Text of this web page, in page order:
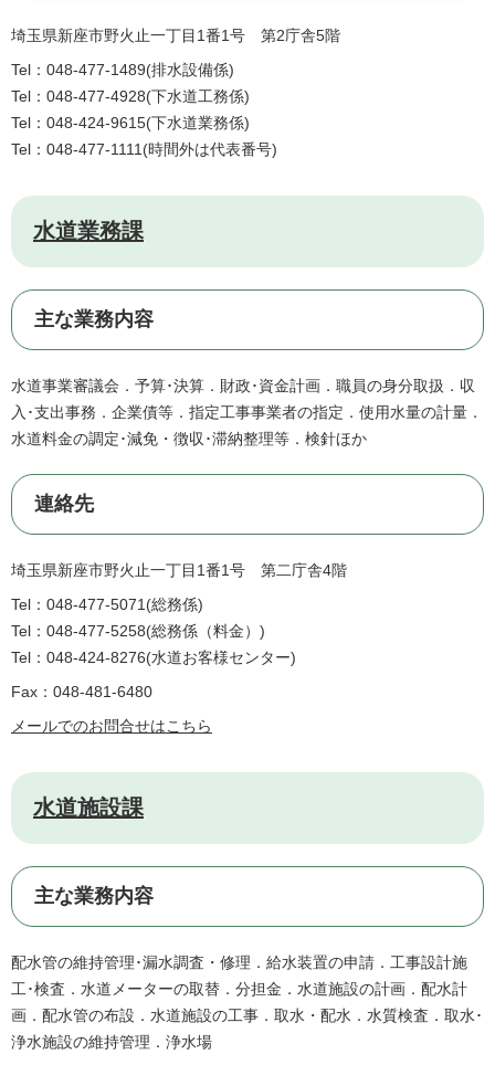
埼玉県新座市野火止一丁目1番1号 第2庁舎5階
Tel：048-477-1489 排水設備係
Tel：048-477-4928 下水道工務係
Tel：048-424-9615 下水道業務係
Tel：048-477-1111 時間外は代表番号
水道業務課
主な業務内容
水道事業審議会．予算･決算．財政･資金計画．職員の身分取扱．収
入･支出事務．企業債等．指定工事事業者の指定．使用水量の計量．
水道料金の調定･減免・徴収･滞納整理等．検針ほか
連絡先
埼玉県新座市野火止一丁目1番1号 第二庁舎4階
Tel：048-477-5071 総務係
Tel：048-477-5258 総務係（料金）
Tel：048-424-8276 水道お客様センター
Fax：048-481-6480
メールでのお問合せはこちら
水道施設課
主な業務内容
配水管の維持管理･漏水調査・修理．給水装置の申請．工事設計施
工･検査．水道メーターの取替．分担金．水道施設の計画．配水計
画．配水管の布設．水道施設の工事．取水・配水．水質検査．取水･
浄水施設の維持管理．浄水場